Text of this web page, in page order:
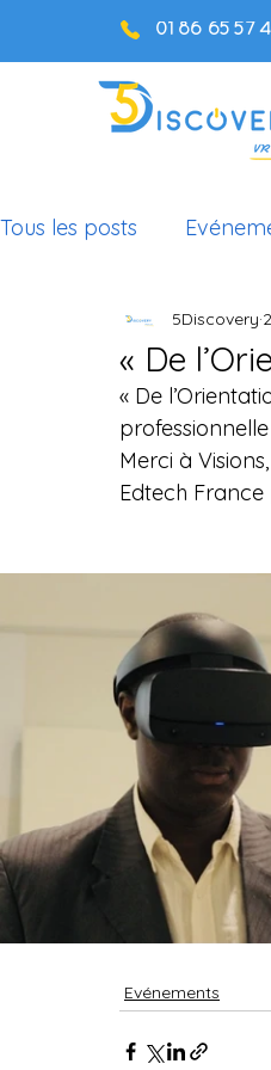
01 86 65 57
Tous les posts
Cas d'usage Éducation
« De
5Discovery
« De
professionnelle
Merci à
Edtech
Evénements